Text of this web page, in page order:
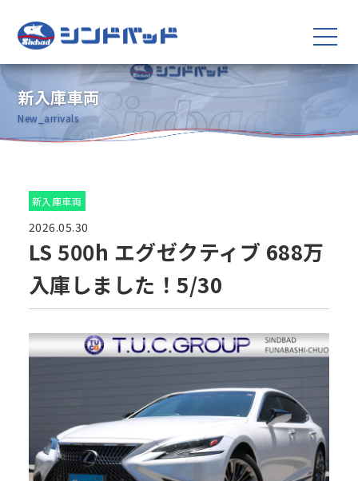
新入庫車両
New_arrivals
新入庫車両
2026.05.30
LS 500h エグゼクティブ 688万
入庫しました！5/30